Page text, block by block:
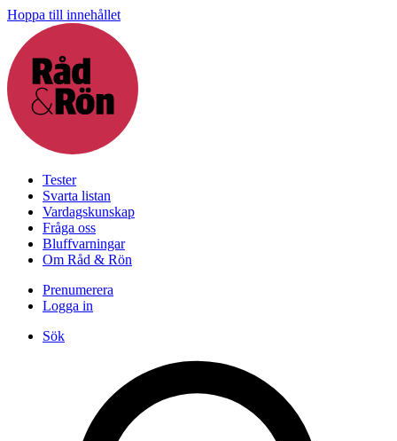
Hoppa till innehållet
Tester
Svarta listan
Vardagskunskap
Fråga oss
Bluffvarningar
Om Råd & Rön
Prenumerera
Logga in
Sök